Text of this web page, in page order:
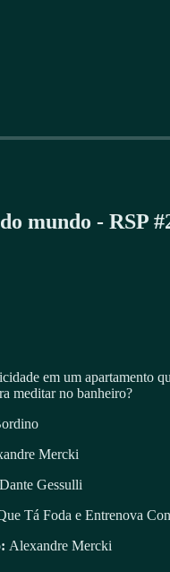
total: -2:40
mundo - RSP
em um apartamento
meditar no banheiro?
Mercki
Dante Gessulli
Tá Foda e Entrenova
Alexandre Mercki